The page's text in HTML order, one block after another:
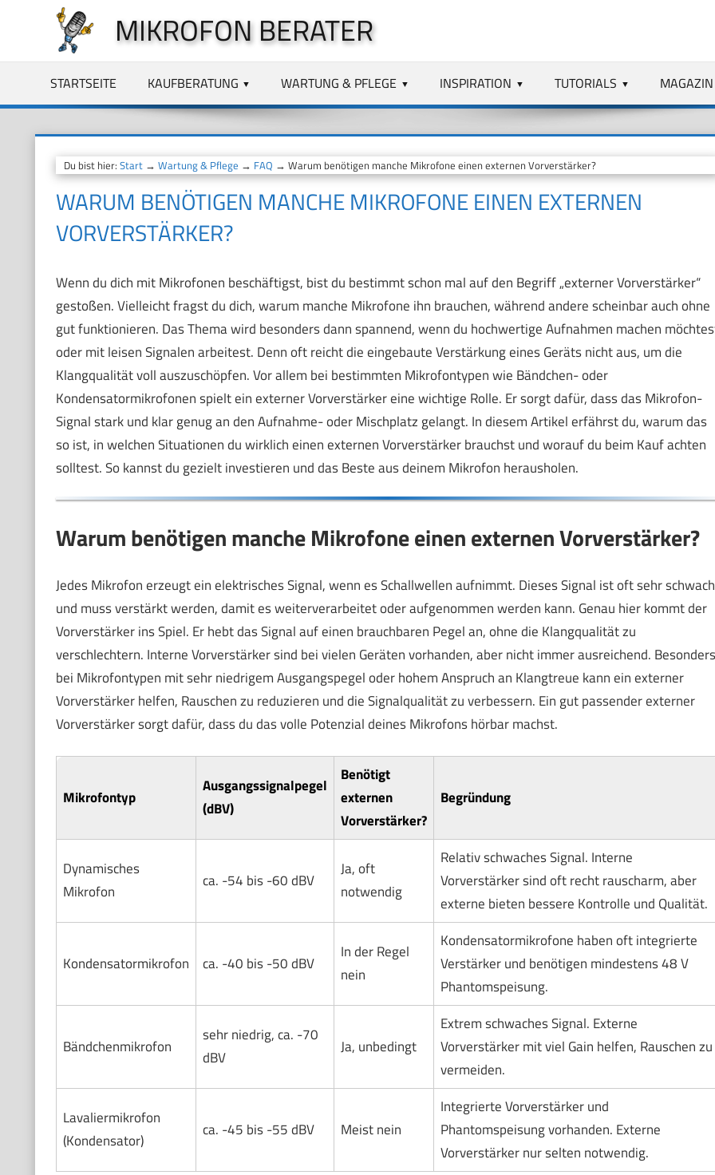
springen
MIKROFON BERATER
STARTSEITE KAUFBERATUNG WARTUNG & PFLEGE INSPIRATION TUTORIALS MAGAZIN
Du bist hier: Start→ Wartung & Pflege → FAQ → Warum benötigen manche Mikrofone einen externen Vorverstärker?
WARUM BENÖTIGEN MANCHE MIKROFONE EINEN EXTERNEN
VORVERSTÄRKER?
Wenn du dich mit Mikrofonen beschäftigst, bist du bestimmt schon mal auf den Begriff „externer Vorverstärker“
gestoßen. Vielleicht fragst du dich, warum manche Mikrofone ihn brauchen, während andere scheinbar auch ohne
gut funktionieren. Das Thema wird besonders dann spannend, wenn du hochwertige Aufnahmen machen
oder mit leisen Signalen arbeitest. Denn oft reicht die eingebaute Verstärkung eines Geräts nicht aus, um die
Klangqualität voll auszuschöpfen. Vor allem bei bestimmten Mikrofontypen wie Bändchen- oder
Kondensatormikrofonen spielt ein externer Vorverstärker eine wichtige Rolle. Er sorgt dafür, dass das Mikrofon-
Signal stark und klar genug an den Aufnahme- oder Mischplatz gelangt. In diesem Artikel erfährst du, warum das
so ist, in welchen Situationen du wirklich einen externen Vorverstärker brauchst und worauf du beim Kauf achten
solltest. So kannst du gezielt investieren und das Beste aus deinem Mikrofon herausholen.
Warum benötigen manche Mikrofone einen externen Vorverstärker?
Jedes Mikrofon erzeugt ein elektrisches Signal, wenn es Schallwellen aufnimmt. Dieses Signal ist oft sehr schwach
und muss verstärkt werden, damit es weiterverarbeitet oder aufgenommen werden kann. Genau hier kommt der
Vorverstärker ins Spiel. Er hebt das Signal auf einen brauchbaren Pegel an, ohne die Klangqualität zu
verschlechtern. Interne Vorverstärker sind bei vielen Geräten vorhanden, aber nicht immer ausreichend. Besonders
bei Mikrofontypen mit sehr niedrigem Ausgangspegel oder hohem Anspruch an Klangtreue kann ein externer
Vorverstärker helfen, Rauschen zu reduzieren und die Signalqualität zu verbessern. Ein gut passender externer
Vorverstärker sorgt dafür, dass du das volle Potenzial deines Mikrofons hörbar machst.
Mikrofontyp
Ausgangssignalpegel
(dBV)
Benötigt
externen
Vorverstärker?
Begründung
Dynamisches
Mikrofon
ca. -54 bis -60 dBV
Ja, oft
notwendig
Relativ schwaches Signal. Interne
Vorverstärker sind oft recht rauscharm, aber
externe bieten bessere Kontrolle und Qualität.
Kondensatormikrofon ca. -40 bis -50 dBV
In der Regel
nein
Kondensatormikrofone haben oft integrierte
Verstärker und benötigen mindestens 48 V
Phantomspeisung.
Bändchenmikrofon
sehr niedrig, ca. -70
dBV
Ja, unbedingt
Extrem schwaches Signal. Externe
Vorverstärker mit viel Gain helfen, Rauschen zu
vermeiden.
Lavaliermikrofon
(Kondensator)
ca. -45 bis -55 dBV Meist nein
Integrierte Vorverstärker und
Phantomspeisung vorhanden. Externe
Vorverstärker nur selten notwendig.